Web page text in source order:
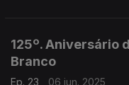
125º. Aniversário
Branco
Ep. 23
06 jun. 2025